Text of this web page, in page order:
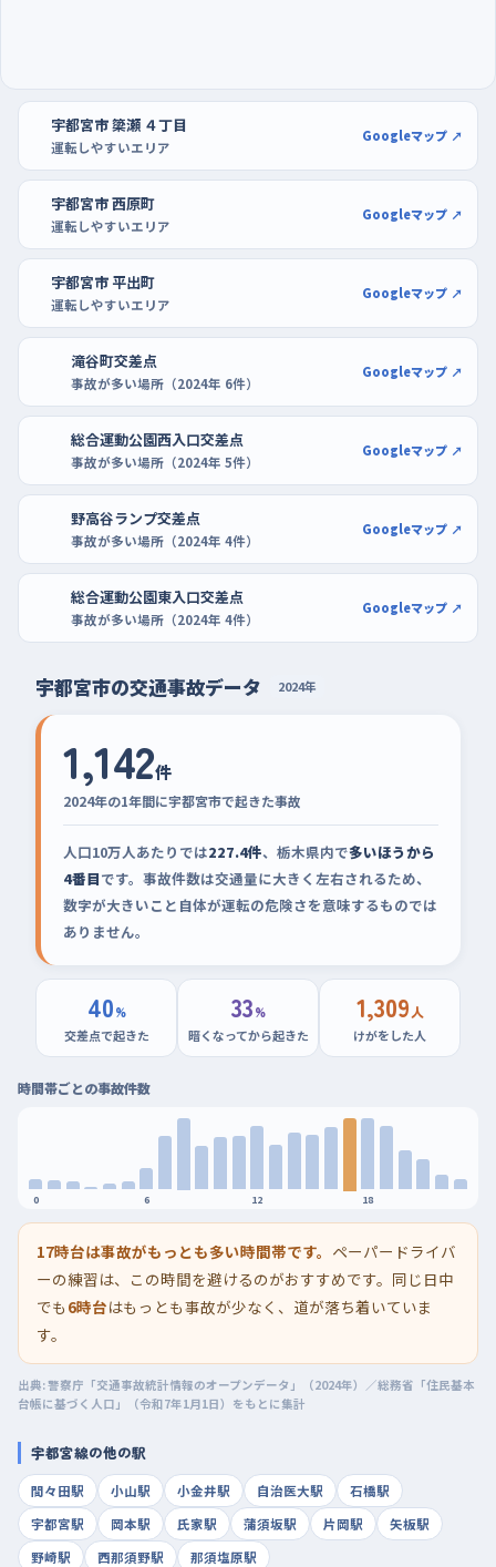
ら、Utsunomiya Terraceの駐車場で、入口からの進み方と切り
返しを覚えておくと自信がつく。
宇都宮市 簗瀬 ４丁目
運転しやすいエリア
Googleマップ ↗
宇都宮市 西原町
運転しやすいエリア
Googleマップ ↗
宇都宮市 平出町
運転しやすいエリア
Googleマップ ↗
滝谷町交差点
事故が多い場所（2024年 6件）
Googleマップ ↗
総合運動公園西入口交差点
事故が多い場所（2024年 5件）
Googleマップ ↗
野高谷ランプ交差点
事故が多い場所（2024年 4件）
Googleマップ ↗
総合運動公園東入口交差点
事故が多い場所（2024年 4件）
Googleマップ ↗
宇都宮市の交通事故データ 2024年
1,142件
2024年の1年間に宇都宮市で起きた事故
人口10万人あたりでは227.4件、栃木県内で多いほうから
4番目です。事故件数は交通量に大きく左右されるため、
数字が大きいこと自体が運転の危険さを意味するものでは
ありません。
40%
交差点で起きた
33%
暗くなってから起きた
1,309人
けがをした人
時間帯ごとの事故件数
0 6 12 18
17時台は事故がもっとも多い時間帯です。 ペーパードライバ
ーの練習は、この時間を避けるのがおすすめです。同じ日中
でも 6時台はもっとも事故が少なく、道が落ち着いていま
す。
出典: 警察庁「交通事故統計情報のオープンデータ」（2024年）／総務省「住民基本
台帳に基づく人口」（令和7年1月1日）をもとに集計
宇都宮線の他の駅
間々田駅 小山駅 小金井駅 自治医大駅
石橋駅
宇都宮駅
岡本駅 氏家駅 蒲須坂駅 片岡駅
矢板駅
野崎駅
西那須野駅 那須塩原駅